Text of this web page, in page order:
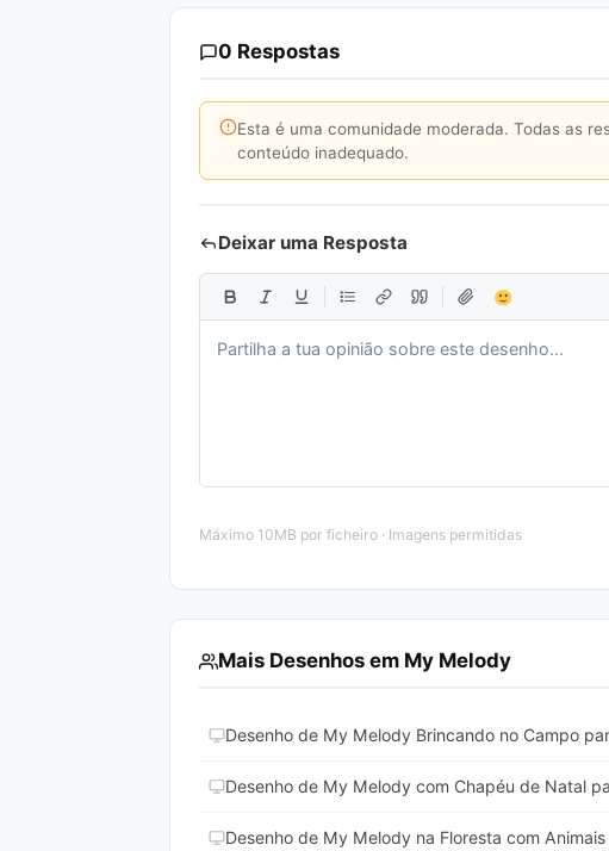
0 Respostas
Esta é uma comunidade moderada. Todas as
conteúdo inadequado.
Deixar uma Resposta
Máximo 10MB por ficheiro · Imagens permitidas
Mais Desenhos em My Melody
Desenho de My Melody Brincando no Campo
Desenho de My Melody com Chapéu de Natal
Desenho de My Melody na Floresta com